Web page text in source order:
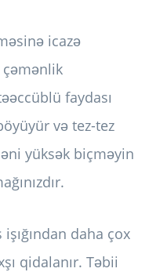
icazə
faydası
və tez-tez
yüksək biçməyin
daha çox
qidalanır. Təbii